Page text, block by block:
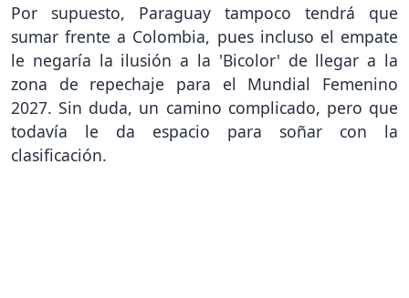
Por supuesto, Paraguay tampoco tendrá que
sumar frente a Colombia, pues incluso el empate
le negaría la ilusión a la 'Bicolor' de llegar a la
zona de repechaje para el Mundial Femenino
2027. Sin duda, un camino complicado, pero que
todavía le da espacio para soñar con la
clasificación.